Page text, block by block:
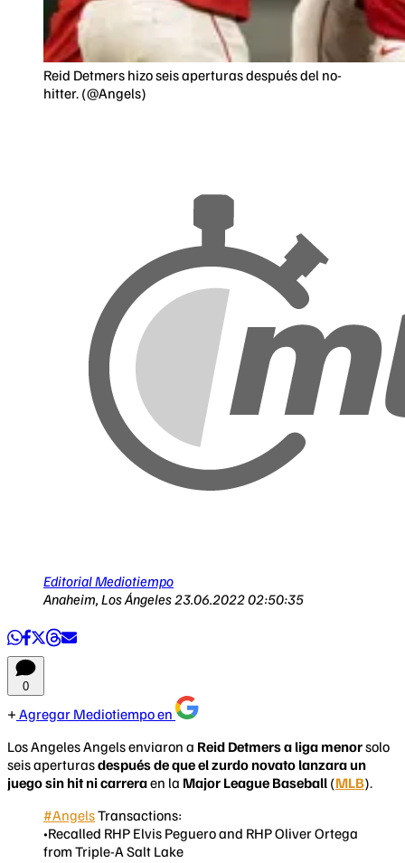
Reid Detmers hizo seis aperturas después del no-
hitter. (@Angels)
Editorial Mediotiempo
Anaheim, Los Ángeles23.06.2022 02:50:35
0
Agregar Mediotiempo en
Los Angeles Angels enviaron a Reid Detmers a liga menorsolo
seis aperturasdespués de que el zurdo novato lanzara un
juego sin hit ni carreraen la Major League Baseball (MLB).
#AngelsTransactions:
•Recalled RHP Elvis Peguero and RHP Oliver Ortega
from Triple-A Salt Lake